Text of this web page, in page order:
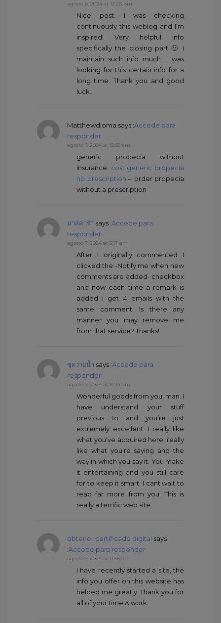
agosto 6, 2024 at 12:26 pm
Nice post. I was checking
continuously this weblog and I’m
inspired! Very helpful info
specifically the closing part 🙂 I
maintain such info much. I was
looking for this certain info for a
long time. Thank you and good
luck.
Matthewdioma says :Accede para
responder
agosto 7, 2024 at 12:35 am
generic propecia without
insurance: cost generic propecia
no prescription – order propecia
without a prescription
มาสคาร่า says :Accede para
responder
agosto 7, 2024 at 3:17 am
After I originally commented I
clicked the -Notify me when new
comments are added- checkbox
and now each time a remark is
added I get 4 emails with the
same comment. Is there any
manner you may remove me
from that service? Thanks!
ชุดว่ายน้ำ says :Accede para
responder
agosto 7, 2024 at 10:14 am
Wonderful goods from you, man. I
have understand your stuff
previous to and you’re just
extremely excellent. I really like
what you’ve acquired here, really
like what you’re saying and the
way in which you say it. You make
it entertaining and you still care
for to keep it smart. I cant wait to
read far more from you. This is
really a terrific web site.
obtener certificado digital says
:Accede para responder
agosto 7, 2024 at 11:58 am
I have recently started a site, the
info you offer on this website has
helped me greatly. Thank you for
all of your time & work.